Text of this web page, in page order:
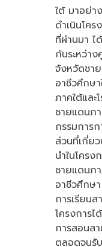
ใต้ มาอย่า
ดำเนินโค
ที่ผ่านมา ไ
กันระหว่า
จังหวัดชา
อาชีวศึกษ
ภาคใต้และ
ชายแดนภ
กรรมการ
ส่วนที่เกี่ย
นำในโครง
ชายแดนภ
อาชีวศึกษ
การเรียน
โครงการไ
การสอนส
ตลอดจนรั